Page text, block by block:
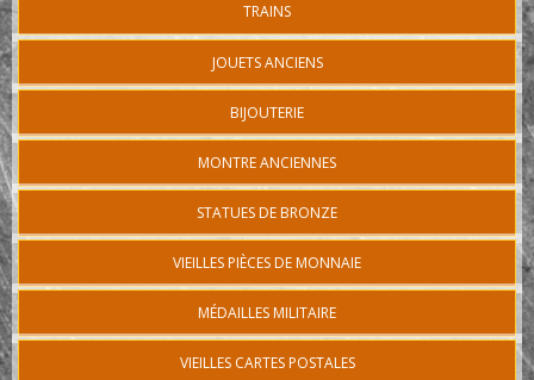
TRAINS
JOUETS ANCIENS
BIJOUTERIE
MONTRE ANCIENNES
STATUES DE BRONZE
VIEILLES PIÈCES DE MONNAIE
MÉDAILLES MILITAIRE
VIEILLES CARTES POSTALES